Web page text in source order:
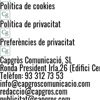
Política de cookies
Política de privacitat
Preferències de privacitat
Capgròs Comunicació, SL
Ronda President Irla,26 (Edifici
Telèfon: 93 312 73 53
info@capgroscomunicacio.com
redaccio@capgros.com